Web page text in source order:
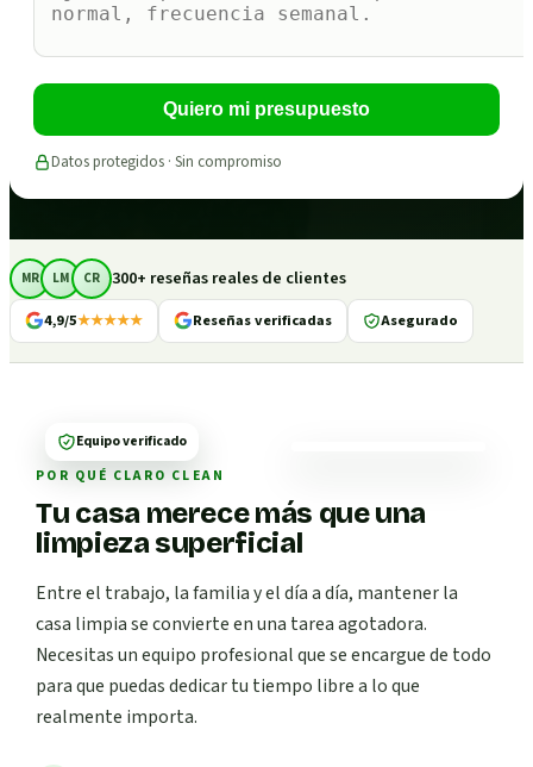
Quiero mi presupuesto
Datos protegidos · Sin compromiso
MR LM CR 300+ reseñas reales de clientes
4,9/5★★★★★ Reseñas verificadas Asegurado
POR QUÉ CLARO CLEAN
Tu casa merece más que una
limpieza superficial
Entre el trabajo, la familia y el día a día, mantener la
casa limpia se convierte en una tarea agotadora.
Necesitas un equipo profesional que se encargue de todo
para que puedas dedicar tu tiempo libre a lo que
realmente importa.
Equipo verificado